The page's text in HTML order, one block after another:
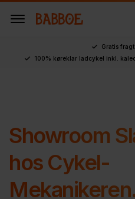
Gratis
100% køreklar ladcykel inkl.
Showroom
hos Cykel-